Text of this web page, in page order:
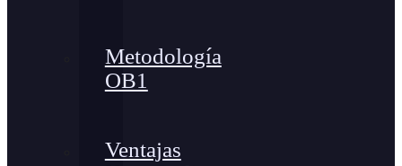
Metodología
OB1
Ventajas